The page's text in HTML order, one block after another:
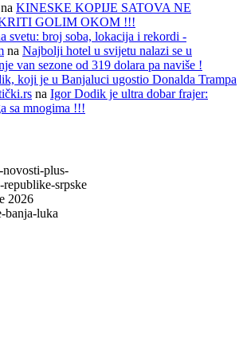
na KINESKE KOPIJE SATOVA NE
GOLIM OKOM !!!
svetu: broj soba, lokacija i rekordi -
na Najbolji hotel u svijetu nalazi se u
van sezone od 319 dolara pa naviše !
koji je u Banjaluci ugostio Donalda Trampa
na Igor Dodik je ultra dobar frajer:
sa mnogima !!!